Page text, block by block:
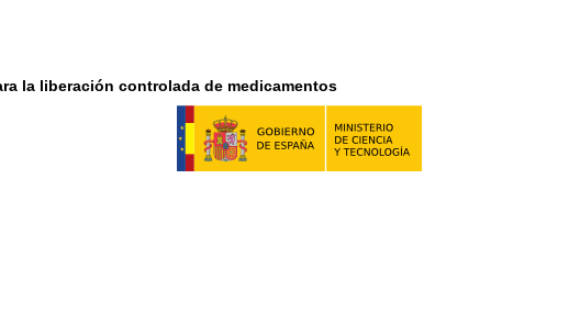
la liberación controlada de medicamentos